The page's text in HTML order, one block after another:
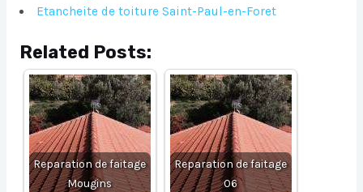
Etancheite de toiture Saint-Paul-en-Foret
Related Posts:
Reparation de faitage
Mougins
Reparation de faitage
06